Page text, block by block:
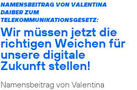
NAMENSBEITRAG VON VALENTINA
DAIBER ZUM
TELEKOMMUNIKATIONSGESETZ:
Wir müssen jetzt die
richtigen Weichen für
unsere digitale
Zukunft stellen!
Namensbeitrag von Valentina